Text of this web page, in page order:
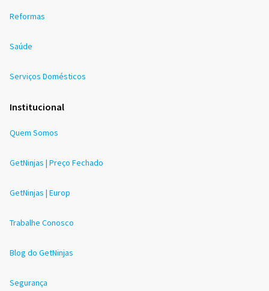
Reformas
Saúde
Serviços Domésticos
Institucional
Quem Somos
GetNinjas | Preço Fechado
GetNinjas | Europ
Trabalhe Conosco
Blog do GetNinjas
Segurança